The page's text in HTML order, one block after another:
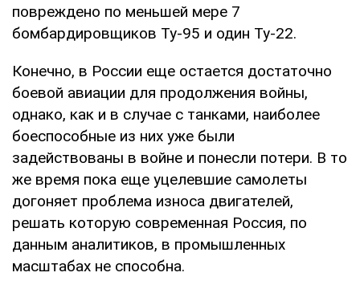
повреждено по меньшей мере 7
бомбардировщиков Ту-95 и один Ту-22.
Конечно, в России еще остается достаточно
боевой авиации для продолжения войны,
однако, как и в случае с танками, наиболее
боеспособные из них уже были
задействованы в войне и понесли потери. В то
же время пока еще уцелевшие самолеты
догоняет проблема износа двигателей,
решать которую современная Россия, по
данным аналитиков, в промышленных
масштабах не способна.